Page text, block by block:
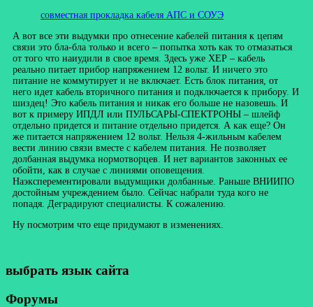
совместная прокладка кабеля АПС и СОУЭ
А вот все эти выдумки про отнесение кабелей питания к цепям
связи это бла-бла только и всего – попытка хоть как то отмазаться
от того что наиудили в свое время. Здесь уже ХЕР – кабель
реально питает прибор напряжением 12 вольт. И ничего это
питание не коммутирует и не включает. Есть блок питания, от
него идет кабель вторичного питания и подключается к прибору. И
шиздец! Это кабель питания и никак его больше не назовешь. И
вот к примеру ИПДЛ или ПУЛЬСАРЫ-СПЕКТРОНЫ – шлейф
отдельно придется и питание отдельно придется. А как еще? Он
же питается напряжением 12 вольт. Нельзя 4-жильным кабелем
вести линию связи вместе с кабелем питания. Не позволяет
долбанная выдумка нормотворцев. И нет вариантов законных ее
обойти, как в случае с линиями оповещения.
Наэксперементировали выдумщики долбанные. Раньше ВНИИПО
достойным учреждением было. Сейчас набрали туда кого не
попадя. Деградируют специалисты. К сожалению.
Ну посмотрим что еще придумают в изменениях.
выбрать язык сайта
Форумы